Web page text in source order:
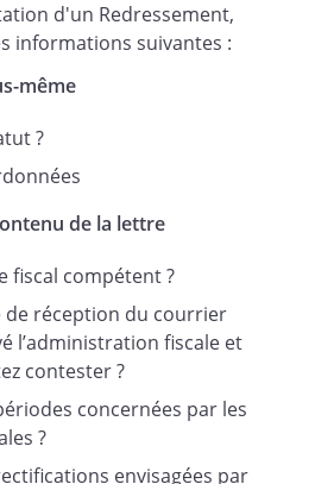
rectifications
raisons suivantes :
d'un Redressement,
informations suivantes :
même
?
de la lettre
fiscal compétent ?
de réception du courrier
l’administration fiscale et
contester ?
concernées par les
?
envisagées par